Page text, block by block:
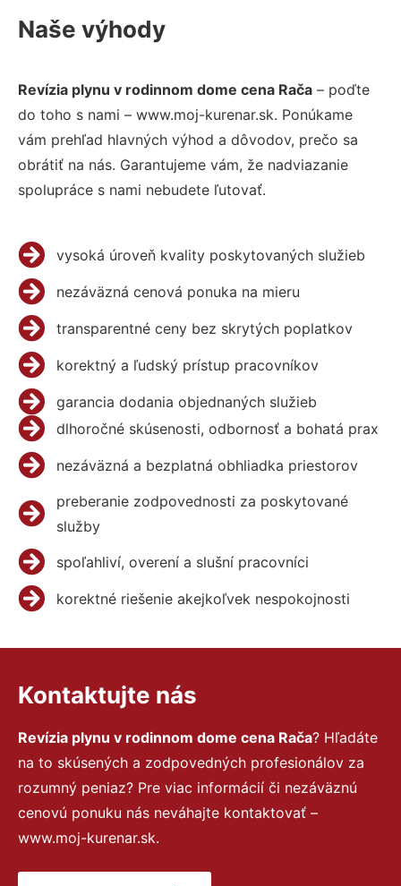
Naše výhody
Revízia plynu v rodinnom dome cena Rača – poďte
do toho s nami – www.moj-kurenar.sk. Ponúkame
vám prehľad hlavných výhod a dôvodov, prečo sa
obrátiť na nás. Garantujeme vám, že nadviazanie
spolupráce s nami nebudete ľutovať.
vysoká úroveň kvality poskytovaných služieb
nezáväzná cenová ponuka na mieru
transparentné ceny bez skrytých poplatkov
korektný a ľudský prístup pracovníkov
garancia dodania objednaných služieb
dlhoročné skúsenosti, odbornosť a bohatá prax
nezáväzná a bezplatná obhliadka priestorov
preberanie zodpovednosti za poskytované
služby
spoľahliví, overení a slušní pracovníci
korektné riešenie akejkoľvek nespokojnosti
Kontaktujte nás
Revízia plynu v rodinnom dome cena Rača? Hľadáte
na to skúsených a zodpovedných profesionálov za
rozumný peniaz? Pre viac informácií či nezáväznú
cenovú ponuku nás neváhajte kontaktovať –
www.moj-kurenar.sk.